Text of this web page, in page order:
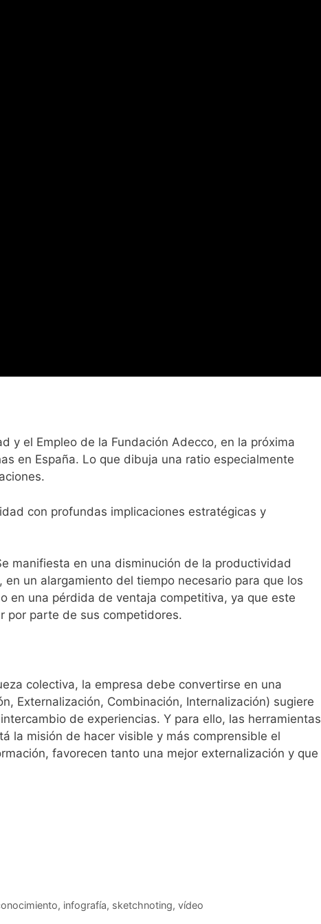
y el Empleo de la Fundación Adecco, en la próxima
en España. Lo que dibuja una ratio especialmente
con profundas implicaciones estratégicas y
manifiesta en una disminución de la productividad
un alargamiento del tiempo necesario para que los
en una pérdida de ventaja competitiva, ya que este
por parte de sus competidores.
colectiva, la empresa debe convertirse en una
Externalización, Combinación, Internalización) sugiere
de experiencias. Y para ello, las herramientas
la misión de hacer visible y más comprensible el
favorecen tanto una mejor externalización y que
, infografía, sketchnoting, vídeo